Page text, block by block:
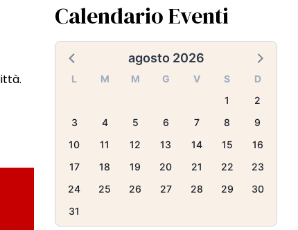
Calendario Eventi
agosto 2026
L M M G V S
D
1
2
3
4 5 6 7 8
9
10
11 12 13 14 15
16
17
18 19 20 21 22
23
24
25 26 27 28 29
30
31